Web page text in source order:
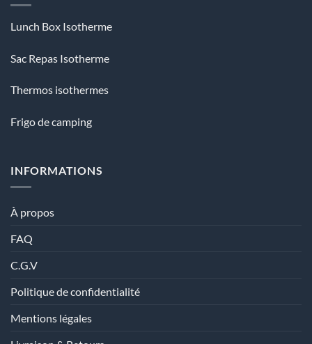
Lunch Box Isotherme
Sac Repas Isotherme
Thermos isothermes
Frigo de camping
INFORMATIONS
À propos
FAQ
C.G.V
Politique de confidentialité
Mentions légales